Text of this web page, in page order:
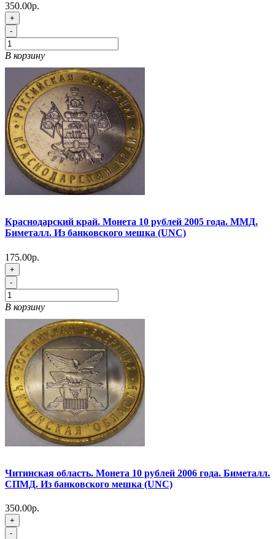
350.00р.
+
-
В корзину
Краснодарский край. Монета 10 рублей 2005 года. ММД.
Биметалл. Из банковского мешка (UNC)
175.00р.
+
-
В корзину
Читинская область. Монета 10 рублей 2006 года. Биметалл.
СПМД. Из банковского мешка (UNC)
350.00р.
+
-